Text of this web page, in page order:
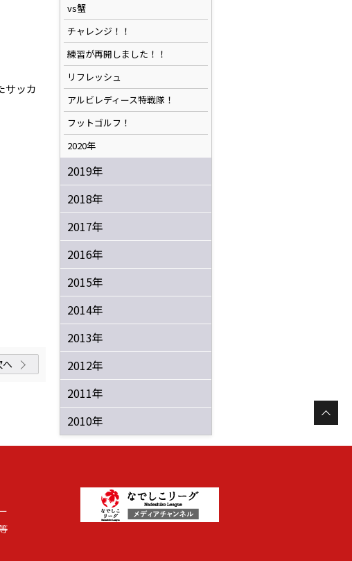
サッカ
へ
vs蟹
チャレンジ！！
練習が再開しました！！
リフレッシュ
アルビレディース特戦隊！
フットゴルフ！
2020年
2019年
2018年
2017年
2016年
2015年
2014年
2013年
2012年
2011年
2010年